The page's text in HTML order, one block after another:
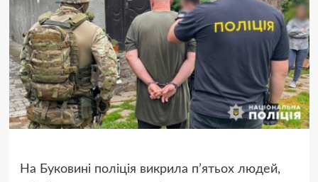
На Буковині поліція викрила п’ятьох людей,